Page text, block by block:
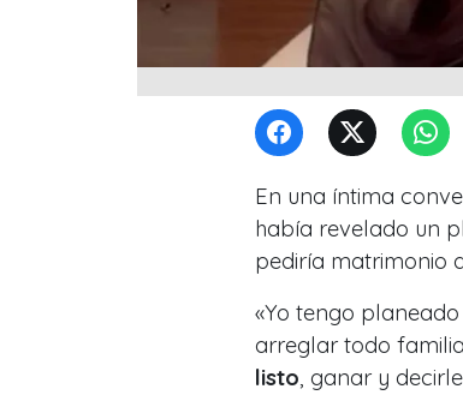
En una íntima
había revelado un
pediría matrimonio
«Yo tengo
arreglar todo
listo , ganar y decirle